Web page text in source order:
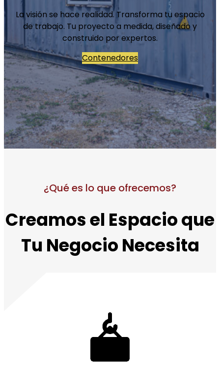
La visión se hace realidad. Transforma tu espacio
de trabajo. Tu proyecto a medida, diseñado y
construido por expertos.
Contenedores
¿Qué es lo que ofrecemos?
Creamos el Espacio que
Tu Negocio Necesita